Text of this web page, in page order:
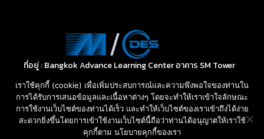
ที่อยู่ : Bangkok Advance Learning Center อาคาร SM Tower
ชั้น 16 ถนนพหลโยธิน พญาไท กรุงเทพ ฯ 10400
Call: 02-089-4145
E-mail: sales-des@metrosystems.co.th
เราใช้คุกกี้ (cookie) เพื่อเพิ่มประสบการณ์และความพึงพอใจของท่านใน
การได้รับการเสนอข้อมูลและเนื้อหาต่างๆ โดยจะทำให้เราเข้าใจลักษณะ
การใช้งานเว็บไซต์ของท่านได้เร็ว และทำให้เว็บไซต์ของเราเข้าถึงได้ง่าย
สะดวกยิ่งขึ้นโดยการเข้าใช้งานเว็บไซต์นี้ถือว่าท่านได้อนุญาตให้เราใช้
คุกกี้ตาม นโยบายคุกกี้ของเรา